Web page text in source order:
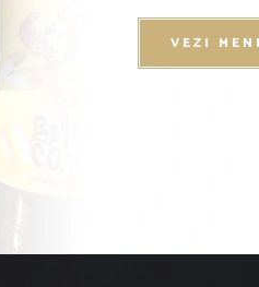
VEZI